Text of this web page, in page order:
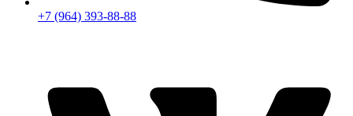
+7 (964) 393-88-88